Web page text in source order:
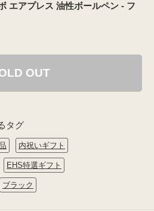
エアプレス 油性ボールペン - フ
OUT
タグ
内祝いギフト
EHS特選ギフト
ブラック